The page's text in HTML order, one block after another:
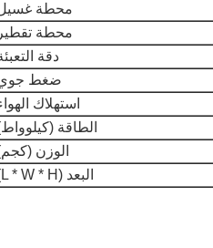
محطة
محطة تقطير
دقة
ضغط
استهلاك
الطاقة
الوزن
البعد (L * W * H)